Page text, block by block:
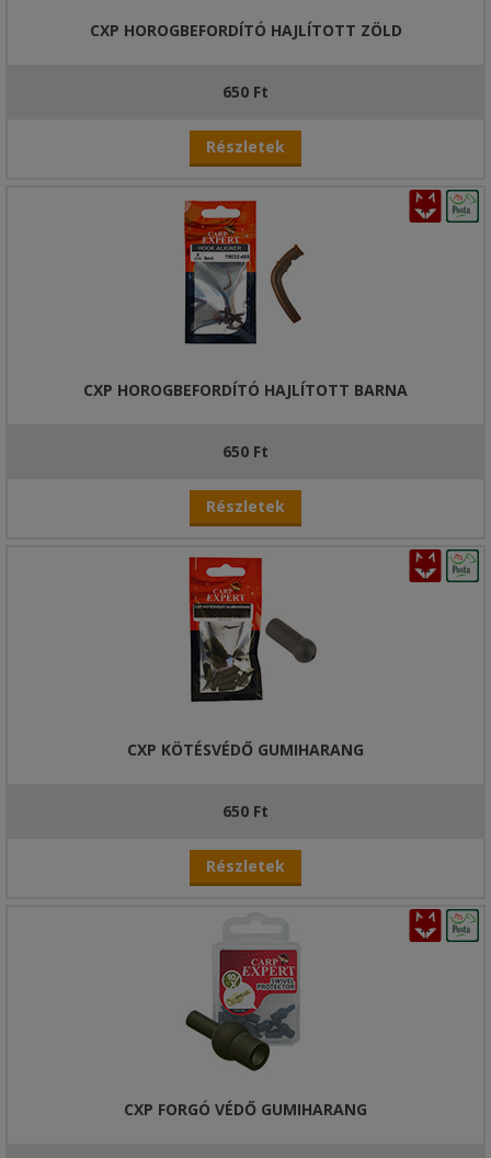
CXP HOROGBEFORDÍTÓ HAJLÍTOTT ZÖLD
650 Ft
Részletek
CXP HOROGBEFORDÍTÓ HAJLÍTOTT BARNA
650 Ft
Részletek
CXP KÖTÉSVÉDŐ GUMIHARANG
650 Ft
Részletek
CXP FORGÓ VÉDŐ GUMIHARANG